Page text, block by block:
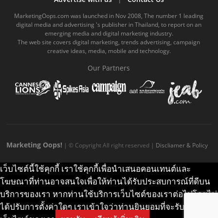
o
o
k
c
o
b
e
.
o
m
e
g
r
a
.
k
.
c
m
MarketingOops.com was launched in Nov 2008, The number 1 leading
digital media and advertising 's publisher in Thailand, to report on an
emerging media and digital marketing industry.
The web site covers digital marketing, trends advertising, campaign
creative ideas, media, mobile and technology.
Our Partners
Marketing Oops! | © Copyright All right reserved | Discliamer & Policy
เว็บไซต์นี้ใช้คุกกี้ เราใช้คุกกี้เพื่อนำเสนอคอนเทนต์และ
โฆษณาที่ท่านอาจสนใจเพื่อให้ท่านได้รับประสบการณ์ที่ดีบน
บริการของเรา หากท่านใช้บริการเว็บไซต์ของเราต่อไปโดยไม่
ได้ปรับการตั้งค่าใดๆ เราเข้าใจว่าท่านยินยอมที่จะรับคุกกี้บน